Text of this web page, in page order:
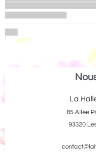
La
85 Allée
93320